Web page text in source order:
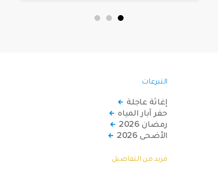
التبرعات
إغاثة عاجلة
حفر آبار المياه
رمضان 2026
الأضحى 2026
مزيد من التفاصيل